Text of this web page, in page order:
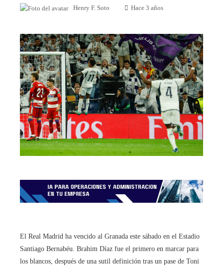
Henry F. Soto Hace 3 años
El Real Madrid ha vencido al Granada este sábado en el Estadio
Santiago Bernabéu. Brahim Díaz fue el primero en marcar para
los blancos, después de una sutil definición tras un pase de Toni